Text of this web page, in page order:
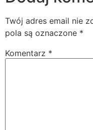
Twój adres email nie
pola są oznaczone *
Komentarz *